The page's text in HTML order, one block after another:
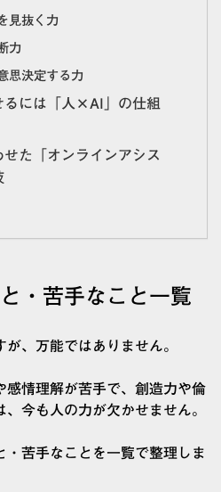
見抜く力
力
思決定する力
るには「人×AI」の仕組
せた「オンラインアシス
・苦手なこと一覧
、万能ではありません。
感情理解が苦手で、創造力や倫
今も人の力が欠かせません。
・苦手なことを一覧で整理しま